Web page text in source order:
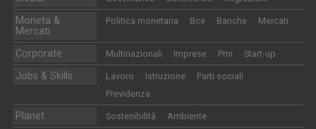
Moneta &
Mercati
Politica monetaria Bce Banche Mercati
Corporate Multinazionali Imprese Pmi Start-up
Jobs & Skills Lavoro Istruzione
Parti sociali
Previdenza
Planet Sostenibilità Ambiente